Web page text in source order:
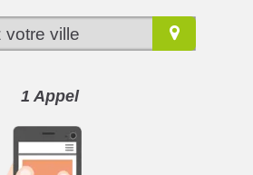
1 Appel